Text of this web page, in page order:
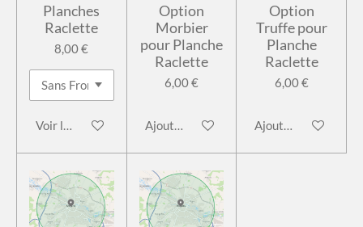
Planches
Raclette
8,00 €
Voir les détails
Option
Morbier
pour Planche
Raclette
6,00 €
Ajouter au panier
Option
Truffe pour
Planche
Raclette
6,00 €
Ajouter au panier